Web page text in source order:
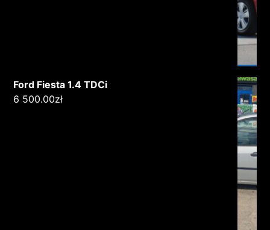
Ford Fiesta 1.4 TDCi
6 500.00zł